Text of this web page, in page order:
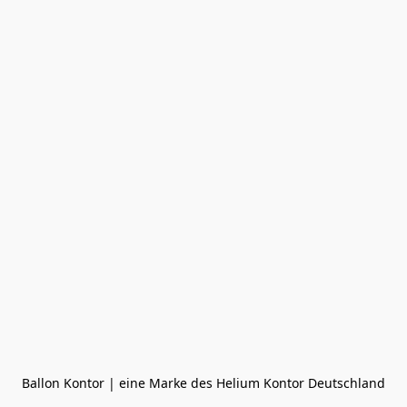
Ballon Kontor | eine Marke des Helium Kontor Deutschland